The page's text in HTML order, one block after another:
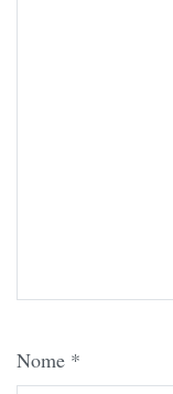
Nome *